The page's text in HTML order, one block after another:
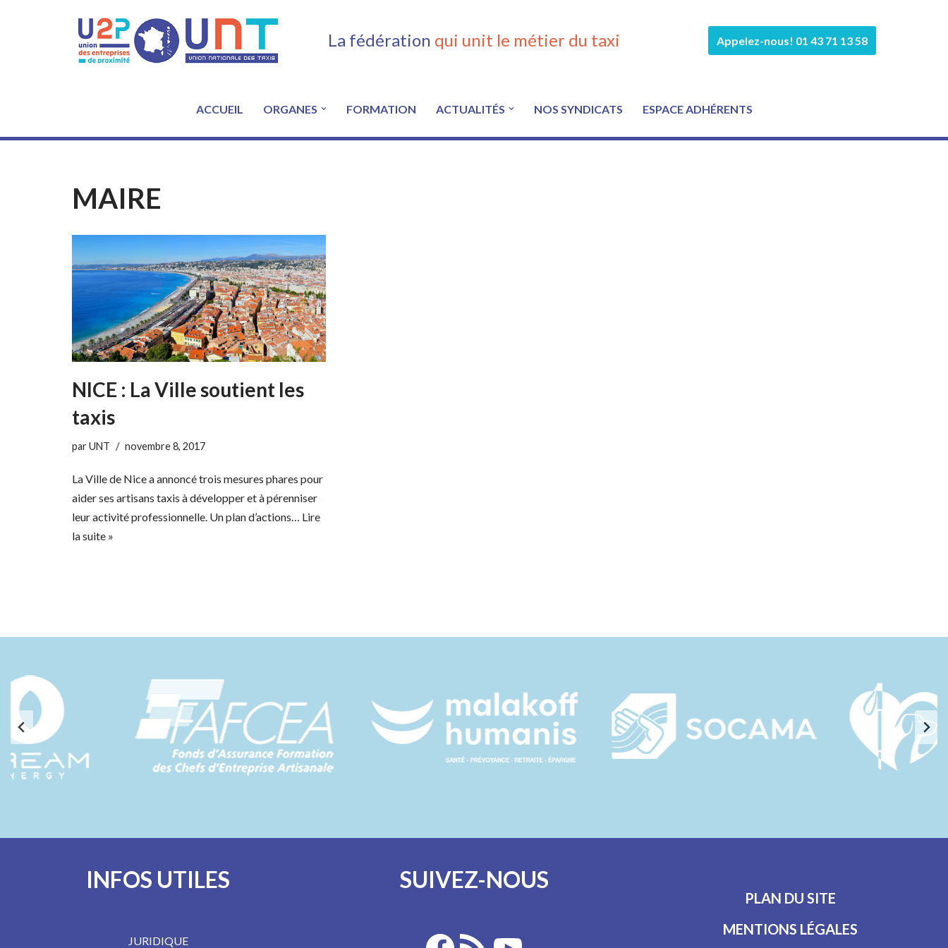
La fédération qui unit le métier du taxi Appelez-nous! 01 43 71 13 58
ACCUEIL ORGANES FORMATION ACTUALITÉS NOS SYNDICATS ESPACE ADHÉRENTS
MAIRE
NICE : La Ville soutient les
taxis
parUNT novembre 8, 2017
La Ville de Nice a annoncé trois mesures phares pour
aider ses artisans taxis à développer et à pérenniser
leur activité professionnelle. Un plan d’actions… Lire
la suite »
INFOS UTILES
JURIDIQUE
SUIVEZ-NOUS
PLAN DU SITE
MENTIONS LÉGALES